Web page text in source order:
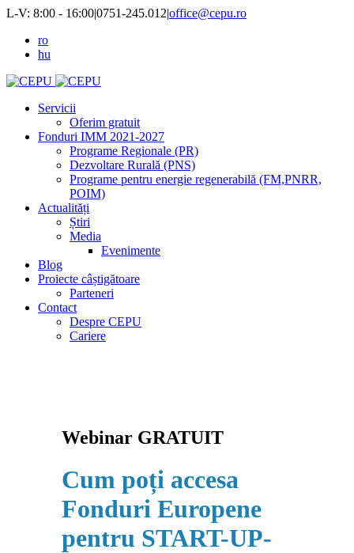
L-V: 8:00 - 16:00|0751-245.012|office@cepu.ro
ro
hu
Servicii
Oferim gratuit
Fonduri IMM 2021-2027
Programe Regionale (PR)
Dezvoltare Rurală (PNS)
Programe pentru energie regenerabilă (FM,PNRR,
POIM)
Actualități
Știri
Media
Evenimente
Blog
Proiecte câștigătoare
Parteneri
Contact
Despre CEPU
Cariere
Webinar GRATUIT
Cum poți accesa
Fonduri Europene
pentru START-UP-